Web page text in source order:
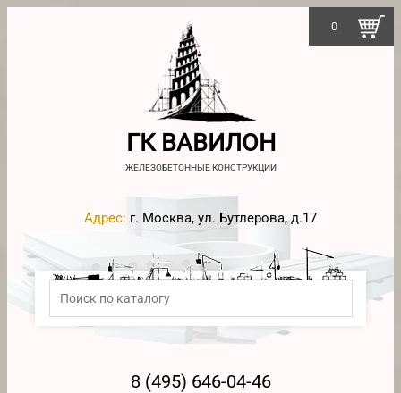
ГК ВАВИЛОН
ЖЕЛЕЗОБЕТОННЫЕ КОНСТРУКЦИИ
Адрес: г. Москва, ул. Бутлерова, д.17
8 (495) 646-04-46
0